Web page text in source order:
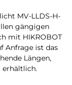
MV-LLDS-H-
gängigen
mit HIKROBOT
Anfrage ist das
Längen,
erhältlich.